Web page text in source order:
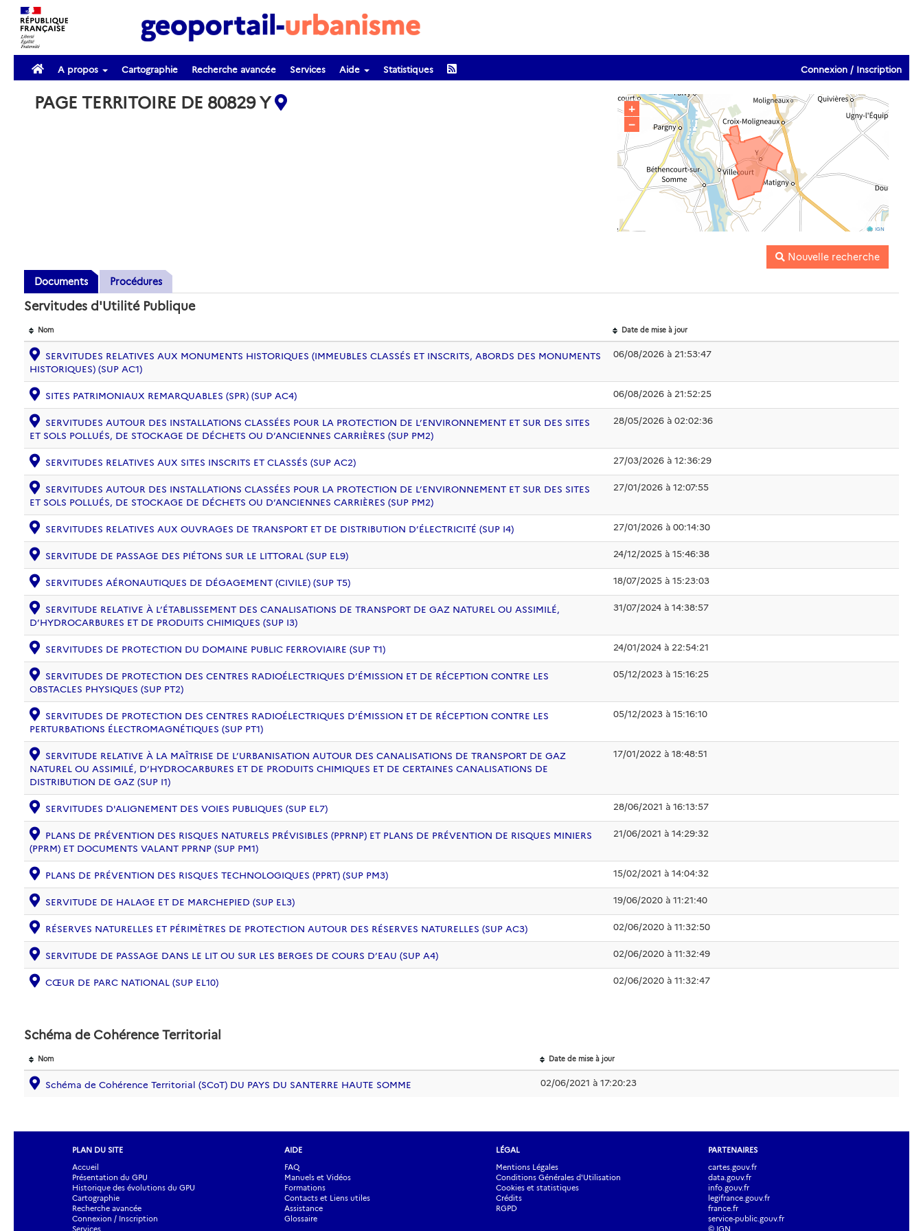
A propos Cartographie Recherche avancée Services Aide Statistiques Connexion / Inscription
PAGE TERRITOIRE DE 80829 Y
+
−
IGN
Nouvelle recherche
Documents
Procédures
Servitudes d'Utilité Publique
Nom Date de mise à jour
SERVITUDES RELATIVES AUX MONUMENTS HISTORIQUES (IMMEUBLES CLASSÉS ET INSCRITS, ABORDS DES MONUMENTS
HISTORIQUES) (SUP AC1)
06/08/2026 à 21:53:47
SITES PATRIMONIAUX REMARQUABLES (SPR) (SUP AC4) 06/08/2026 à 21:52:25
SERVITUDES AUTOUR DES INSTALLATIONS CLASSÉES POUR LA PROTECTION DE L’ENVIRONNEMENT ET SUR DES SITES
ET SOLS POLLUÉS, DE STOCKAGE DE DÉCHETS OU D’ANCIENNES CARRIÈRES (SUP PM2)
28/05/2026 à 02:02:36
SERVITUDES RELATIVES AUX SITES INSCRITS ET CLASSÉS (SUP AC2) 27/03/2026 à 12:36:29
SERVITUDES AUTOUR DES INSTALLATIONS CLASSÉES POUR LA PROTECTION DE L’ENVIRONNEMENT ET SUR DES SITES
ET SOLS POLLUÉS, DE STOCKAGE DE DÉCHETS OU D’ANCIENNES CARRIÈRES (SUP PM2)
27/01/2026 à 12:07:55
SERVITUDES RELATIVES AUX OUVRAGES DE TRANSPORT ET DE DISTRIBUTION D’ÉLECTRICITÉ (SUP I4) 27/01/2026 à 00:14:30
SERVITUDE DE PASSAGE DES PIÉTONS SUR LE LITTORAL (SUP EL9) 24/12/2025 à 15:46:38
SERVITUDES AÉRONAUTIQUES DE DÉGAGEMENT (CIVILE) (SUP T5) 18/07/2025 à 15:23:03
SERVITUDE RELATIVE À L’ÉTABLISSEMENT DES CANALISATIONS DE TRANSPORT DE GAZ NATUREL OU ASSIMILÉ,
D’HYDROCARBURES ET DE PRODUITS CHIMIQUES (SUP I3)
31/07/2024 à 14:38:57
SERVITUDES DE PROTECTION DU DOMAINE PUBLIC FERROVIAIRE (SUP T1) 24/01/2024 à 22:54:21
SERVITUDES DE PROTECTION DES CENTRES RADIOÉLECTRIQUES D’ÉMISSION ET DE RÉCEPTION CONTRE LES
OBSTACLES PHYSIQUES (SUP PT2)
05/12/2023 à 15:16:25
SERVITUDES DE PROTECTION DES CENTRES RADIOÉLECTRIQUES D’ÉMISSION ET DE RÉCEPTION CONTRE LES
PERTURBATIONS ÉLECTROMAGNÉTIQUES (SUP PT1)
05/12/2023 à 15:16:10
SERVITUDE RELATIVE À LA MAÎTRISE DE L’URBANISATION AUTOUR DES CANALISATIONS DE TRANSPORT DE GAZ
NATUREL OU ASSIMILÉ, D’HYDROCARBURES ET DE PRODUITS CHIMIQUES ET DE CERTAINES CANALISATIONS DE
DISTRIBUTION DE GAZ (SUP I1)
17/01/2022 à 18:48:51
SERVITUDES D'ALIGNEMENT DES VOIES PUBLIQUES (SUP EL7) 28/06/2021 à 16:13:57
PLANS DE PRÉVENTION DES RISQUES NATURELS PRÉVISIBLES (PPRNP) ET PLANS DE PRÉVENTION DE RISQUES MINIERS
(PPRM) ET DOCUMENTS VALANT PPRNP (SUP PM1)
21/06/2021 à 14:29:32
PLANS DE PRÉVENTION DES RISQUES TECHNOLOGIQUES (PPRT) (SUP PM3) 15/02/2021 à 14:04:32
SERVITUDE DE HALAGE ET DE MARCHEPIED (SUP EL3) 19/06/2020 à 11:21:40
RÉSERVES NATURELLES ET PÉRIMÈTRES DE PROTECTION AUTOUR DES RÉSERVES NATURELLES (SUP AC3) 02/06/2020 à 11:32:50
SERVITUDE DE PASSAGE DANS LE LIT OU SUR LES BERGES DE COURS D’EAU (SUP A4) 02/06/2020 à 11:32:49
CŒUR DE PARC NATIONAL (SUP EL10) 02/06/2020 à 11:32:47
Schéma de Cohérence Territorial
Nom Date de mise à jour
Schéma de Cohérence Territorial (SCoT) DU PAYS DU SANTERRE HAUTE SOMME 02/06/2021 à 17:20:23
PLAN DU SITE
Accueil
Présentation du GPU
Historique des évolutions du GPU
Cartographie
Recherche avancée
Connexion / Inscription
Services
AIDE
FAQ
Manuels et Vidéos
Formations
Contacts et Liens utiles
Assistance
Glossaire
LÉGAL
Mentions Légales
Conditions Générales d'Utilisation
Cookies et statistiques
Crédits
RGPD
PARTENAIRES
cartes.gouv.fr
data.gouv.fr
info.gouv.fr
legifrance.gouv.fr
france.fr
service-public.gouv.fr
© IGN